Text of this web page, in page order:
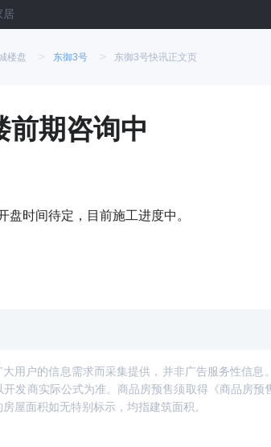
居
楼盘 > 东御3号 > 东御3号快讯正文页
前期咨询中
时间待定，目前施工进度中。
用户的信息需求而采集提供，并非广告服务性信息
发商实际公式为准。商品房预售须取得《商品房预
屋面积如无特别标示，均指建筑面积。